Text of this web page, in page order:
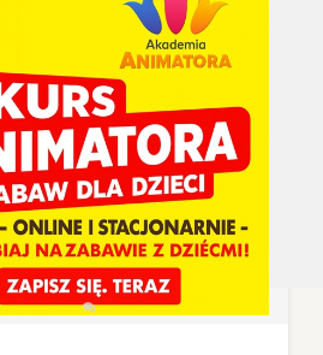
0 Komentarzy